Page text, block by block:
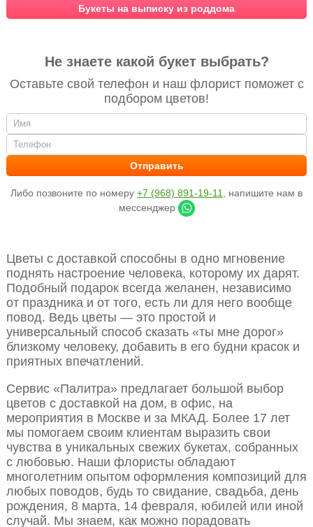
Букеты на выписку из роддома
Не знаете какой букет выбрать?
Оставьте свой телефон и наш флорист поможет с
подбором цветов!
Либо позвоните по номеру +7 (968) 891-19-11
, напишите нам в
мессенджер
Цветы с доставкой способны в одно мгновение
поднять настроение человека, которому их дарят.
Подобный подарок всегда желанен, независимо
от праздника и от того, есть ли для него вообще
повод. Ведь цветы — это простой и
универсальный способ сказать «ты мне дорог»
близкому человеку, добавить в его будни красок и
приятных впечатлений.
Сервис «Палитра» предлагает большой выбор
цветов с доставкой на дом, в офис, на
мероприятия в Москве и за МКАД. Более 17 лет
мы помогаем своим клиентам выразить свои
чувства в уникальных свежих букетах, собранных
с любовью. Наши флористы обладают
многолетним опытом оформления композиций для
любых поводов, будь то свидание, свадьба, день
рождения, 8 марта, 14 февраля, юбилей или иной
случай. Мы знаем, как можно порадовать